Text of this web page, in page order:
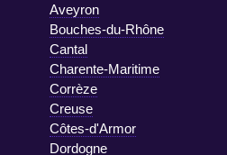
Aveyron
Bouches-du-Rhône
Cantal
Charente-Maritime
Corrèze
Creuse
Côtes-d'Armor
Dordogne